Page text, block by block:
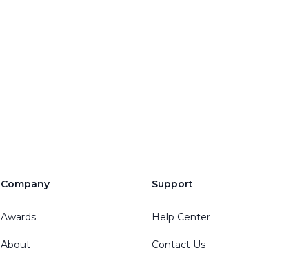
Company
Awards
About
Support
Help Center
Contact Us